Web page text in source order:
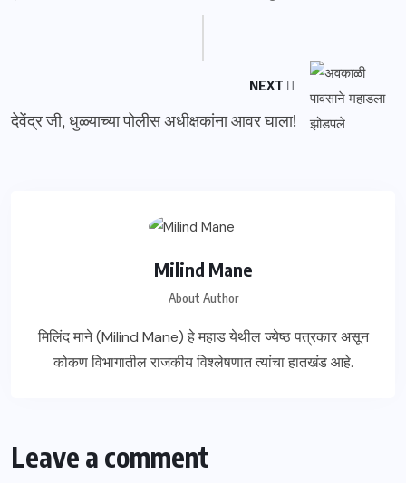
NEXT
देवेंद्र जी, धुळ्याच्या पोलीस अधीक्षकांना आवर घाला!
Milind Mane
About Author
मिलिंद माने (Milind Mane) हे महाड येथील ज्येष्ठ पत्रकार असून
कोकण विभागातील राजकीय विश्लेषणात त्यांचा हातखंड आहे.
Leave a comment